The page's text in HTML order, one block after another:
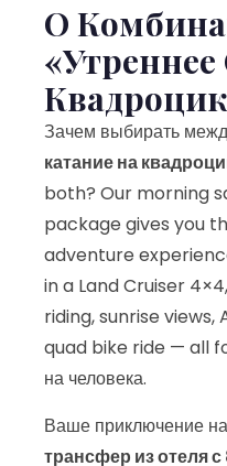
О
Зачем выбирать
катание на
both? Our morning
package gives you
adventure
in a Land Cruiser
riding, sunrise views,
quad bike ride — all
на человека.
Ваше приключение
трансфер из отеля